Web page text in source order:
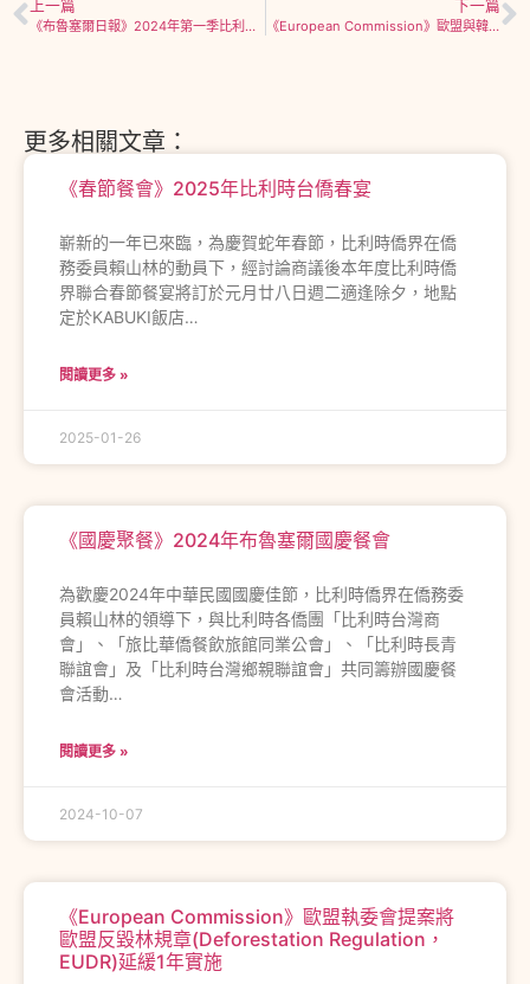
上一篇
《布魯塞爾日報》2024年第一季比利時薪資成本為歐元區國家中漲幅最小
下一篇
《European Commission》歐盟與韓國宣布半導體合作計畫
更多相關文章：
《春節餐會》2025年比利時台僑春宴
嶄新的一年已來臨，為慶賀蛇年春節，比利時僑界在僑
務委員賴山林的動員下，經討論商議後本年度比利時僑
界聯合春節餐宴將訂於元月廿八日週二適逢除夕，地點
定於KABUKI飯店…
閱讀更多 »
2025-01-26
《國慶聚餐》2024年布魯塞爾國慶餐會
為歡慶2024年中華民國國慶佳節，比利時僑界在僑務委
員賴山林的領導下，與比利時各僑團「比利時台灣商
會」、「旅比華僑餐飲旅館同業公會」、「比利時長青
聯誼會」及「比利時台灣鄉親聯誼會」共同籌辦國慶餐
會活動…
閱讀更多 »
2024-10-07
《European Commission》歐盟執委會提案將
歐盟反毀林規章(Deforestation Regulation，
EUDR)延緩1年實施